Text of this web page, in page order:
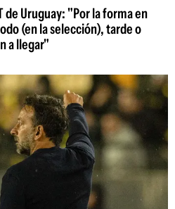
de Uruguay: "Por la forma en
(en la selección), tarde o
a llegar"